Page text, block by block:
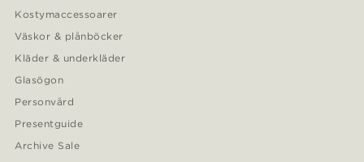
Kostymaccessoarer
Väskor & plånböcker
Kläder & underkläder
Glasögon
Personvård
Presentguide
Archive Sale